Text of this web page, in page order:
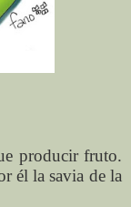
producir fruto.
él la savia de la